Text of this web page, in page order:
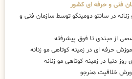
فنی و حرفه ای کشور
زنانه در سانتو دومینگو توسط سازمان فنی و
حرفه ای در زمینه کوتاهی مو زنانه
دنیا در زمینه کوتاهی مو زنانه
خلاقیت هنرجو